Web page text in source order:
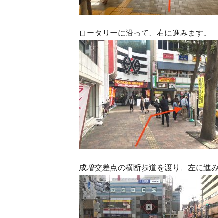
ロータリーに沿って、右に進みます。
成増交差点の横断歩道を渡り、左に進